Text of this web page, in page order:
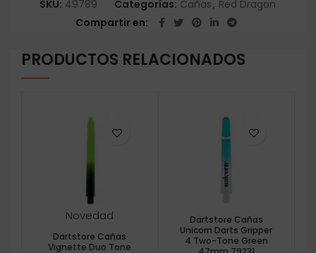
SKU: 49789 Categorías: Cañas, Red Dragon
Compartir en
PRODUCTOS RELACIONADOS
Novedad
Dartstore Cañas
Vignette Duo Tone
Dartstore Cañas
Unicorn Darts Gripper
4 Two-Tone Green